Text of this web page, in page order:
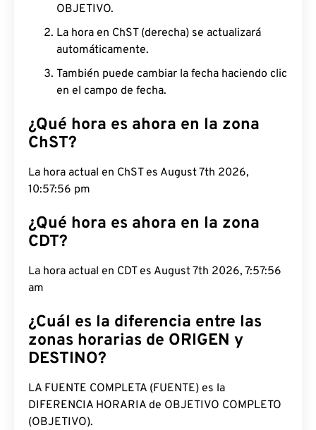
OBJETIVO.
La hora en ChST (derecha) se actualizará
automáticamente.
También puede cambiar la fecha haciendo clic
en el campo de fecha.
¿Qué hora es ahora en la zona
ChST?
La hora actual en ChST es August 7th 2026,
10:57:57 pm
¿Qué hora es ahora en la zona
CDT?
La hora actual en CDT es August 7th 2026, 7:57:57
am
¿Cuál es la diferencia entre las
zonas horarias de ORIGEN y
DESTINO?
LA FUENTE COMPLETA (FUENTE) es la
DIFERENCIA HORARIA de OBJETIVO COMPLETO
(OBJETIVO).